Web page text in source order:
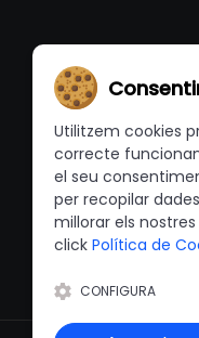
Utilitzem cookies
correcte
el seu
per recopilar
millorar els
click Política de
CONFIGURA